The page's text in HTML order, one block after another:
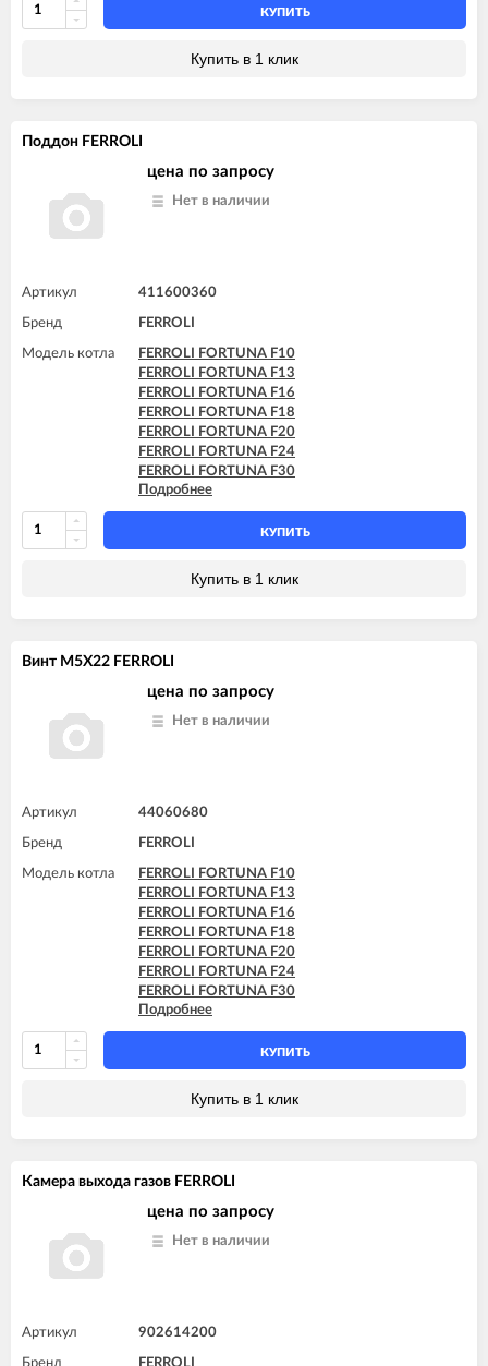
FERROLI VITABEL F13
FERROLI VITABEL F16
FERROLI VITABEL F20
КУПИТЬ
Купить в 1 клик
Поддон FERROLI
цена по запросу
Нет в наличии
Артикул 411600360
Бренд FERROLI
Модель котла
FERROLI FORTUNA F10
FERROLI FORTUNA F13
FERROLI FORTUNA F16
FERROLI FORTUNA F18
FERROLI FORTUNA F20
FERROLI FORTUNA F24
FERROLI FORTUNA F30
FERROLI FORTUNA F32
FERROLI VITABEL F10
FERROLI VITABEL F13
FERROLI VITABEL F16
FERROLI VITABEL F20
Подробнее
КУПИТЬ
Купить в 1 клик
Винт M5X22 FERROLI
цена по запросу
Нет в наличии
Артикул 44060680
Бренд FERROLI
Модель котла
FERROLI FORTUNA F10
FERROLI FORTUNA F13
FERROLI FORTUNA F16
FERROLI FORTUNA F18
FERROLI FORTUNA F20
FERROLI FORTUNA F24
FERROLI FORTUNA F30
FERROLI FORTUNA F32
FERROLI FORTUNA F35
FERROLI FORTUNA F40
FERROLI VITABEL F10
FERROLI VITABEL F16
Подробнее
КУПИТЬ
Купить в 1 клик
Камера выхода газов FERROLI
цена по запросу
Нет в наличии
Артикул 902614200
Бренд FERROLI